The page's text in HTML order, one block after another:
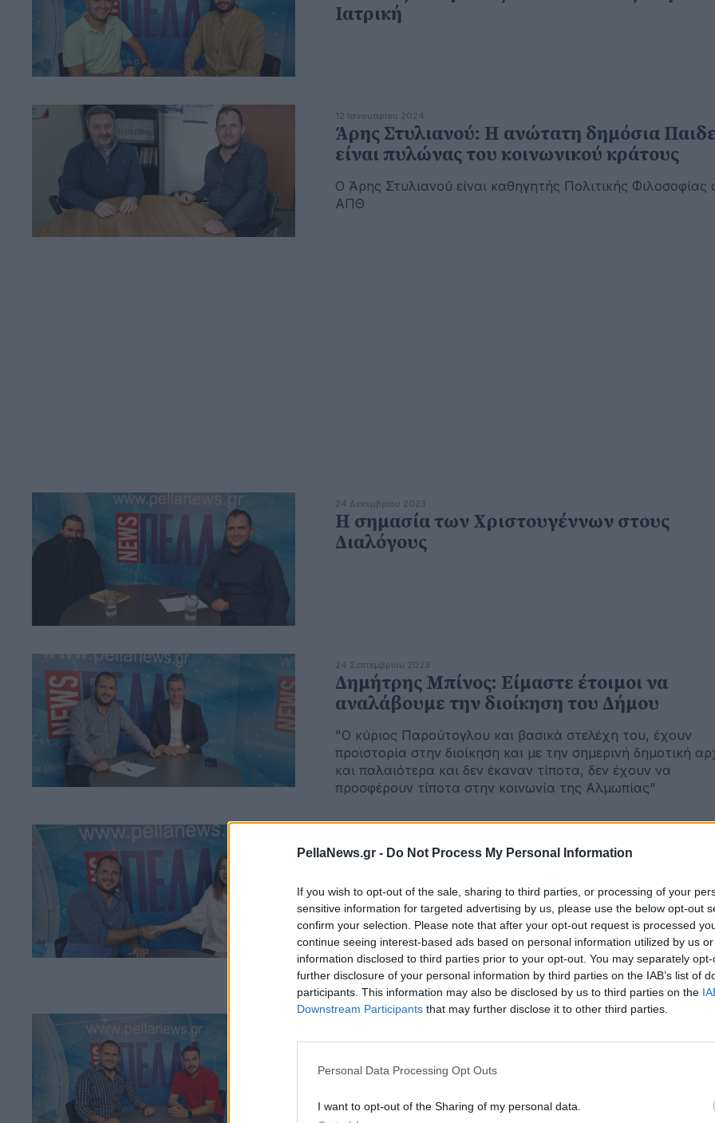
PellaNews.gr - Do Not Process My Personal Information
If you wish to opt-out of the sale, sharing to third parties, or processing of your
sensitive information for targeted advertising by us, please use the below opt-out
confirm your selection. Please note that after your opt-out request is processed
continue seeing interest-based ads based on personal information utilized by us
information disclosed to third parties prior to your opt-out. You may separately
further disclosure of your personal information by third parties on the IAB’s list of
participants. This information may also be disclosed by us to third parties on the
Downstream Participants that may further disclose it to other third parties.
Personal Data Processing Opt Outs
I want to opt-out of the Sharing of my personal data.
Ιατρική
12 Ιανουαρίου 2024
Άρης Στυλιανού: Η ανώτατη δημόσια
είναι πυλώνας του κοινωνικού κράτους
Ο Άρης Στυλιανού είναι καθηγητής Πολιτικής Φιλοσοφίας
ΑΠΘ
24 Δεκεμβρίου 2023
Η σημασία των Χριστουγέννων στους
Διαλόγους
24 Σεπτεμβρίου 2023
Δημήτρης Μπίνος: Είμαστε έτοιμοι να
αναλάβουμε την διοίκηση του Δήμου
"Ο κύριος Παρούτογλου και βασικά στελέχη του, έχουν
προϊστορία στην διοίκηση και με την σημερινή δημοτική
και παλαιότερα και δεν έκαναν τίποτα, δεν έχουν να
προσφέρουν τίποτα στην κοινωνία της Αλμωπίας"
Ελένη Σιαπαλίνη: Πρέπει να δώσουμε
Ο Θοδωρής Καθρέπτης στους Διαλόγους